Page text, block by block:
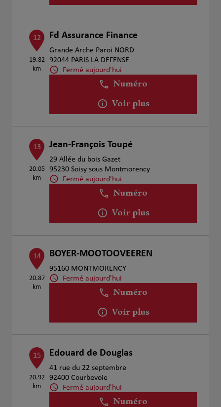
12
19.82
km
Fd Assurance Finance
Grande Arche Paroi NORD
92044 PARIS LA DEFENSE
Fermé aujourd'hui
Numéro
Voir plus
13
20.05
km
Jean-François Toupé
29 Allée du bois Gazet
95230 Soisy sous Montmorency
Fermé aujourd'hui
Numéro
Voir plus
14
20.87
km
BOYER-MOOTOOVEEREN
95160 MONTMORENCY
Fermé aujourd'hui
Numéro
Voir plus
15
20.92
km
Edouard de Douglas
41 rue du 22 septembre
92400 Courbevoie
Fermé aujourd'hui
Numéro